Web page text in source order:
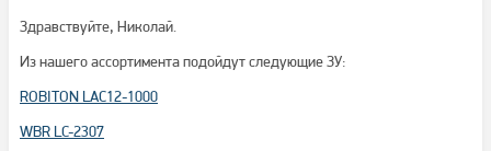
Здравствуйте, Николай.
Из нашего ассортимента подойдут следующие ЗУ:
ROBITON LAC12-1000
WBR LC-2307